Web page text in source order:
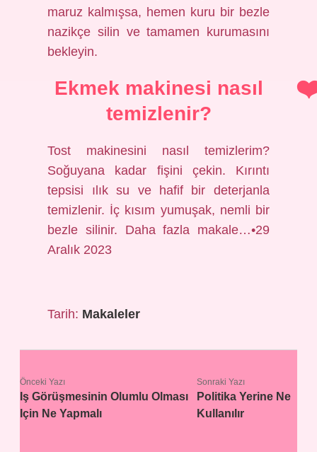
maruz kalmışsa, hemen kuru bir bezle
nazikçe silin ve tamamen kurumasını
bekleyin.
Ekmek makinesi nasıl
temizlenir?
Tost makinesini nasıl temizlerim?
Soğuyana kadar fişini çekin. Kırıntı
tepsisi ılık su ve hafif bir deterjanla
temizlenir. İç kısım yumuşak, nemli bir
bezle silinir. Daha fazla makale…•29
Aralık 2023
Tarih: Makaleler
Önceki Yazı
Iş Görüşmesinin Olumlu Olması
Için Ne Yapmalı
Sonraki Yazı
Politika Yerine Ne
Kullanılır